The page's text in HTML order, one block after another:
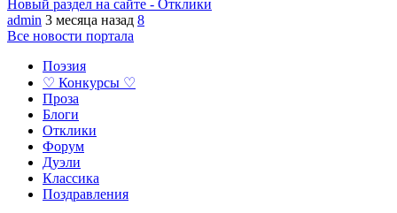
Новый раздел на сайте - Отклики
admin 3 месяца назад 8
Все новости портала
Поэзия
♡ Конкурсы ♡
Проза
Блоги
Отклики
Форум
Дуэли
Классика
Поздравления